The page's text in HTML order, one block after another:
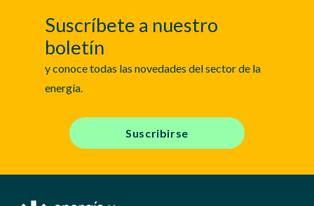
Suscríbete a nuestro
boletín
y conoce todas las novedades del sector de la
energía.
Suscribirse